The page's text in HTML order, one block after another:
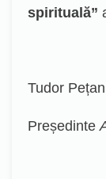
spirituală”
Tudor Pețan
Președinte